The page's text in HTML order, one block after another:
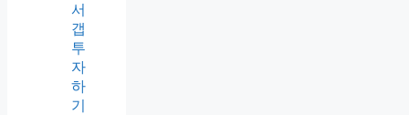
서
갭
투
자
하
기